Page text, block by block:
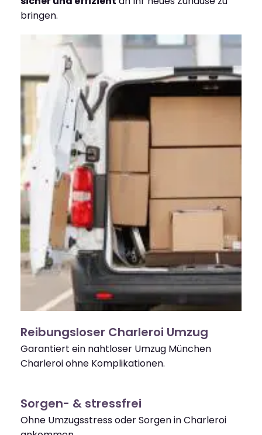
bringen.
Reibungsloser Charleroi Umzug
Garantiert ein nahtloser Umzug München
Charleroi ohne Komplikationen.
Sorgen- & stressfrei
Ohne Umzugsstress oder Sorgen in Charleroi